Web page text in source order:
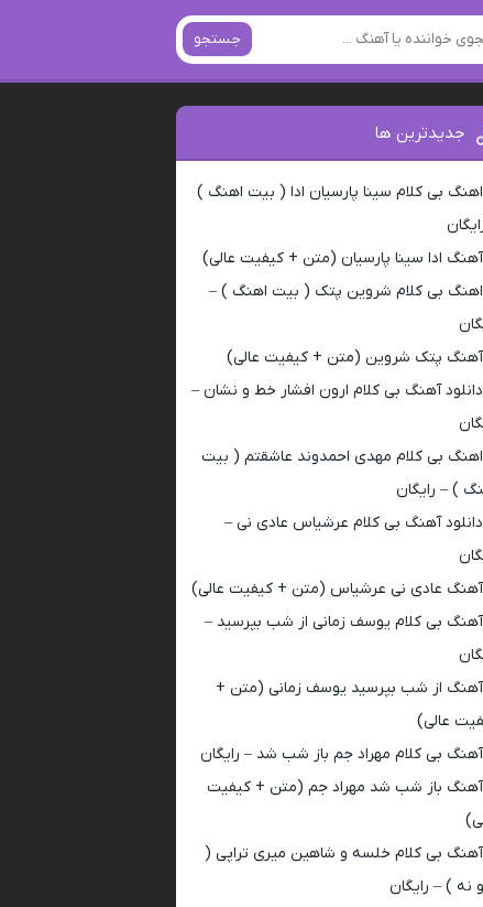
جستجو
جدیدترین ها
اهنگ بی کلام سینا پارسیان ادا ( بیت اهنگ )
آهنگ ادا سینا پارسیان (متن + کیفیت عالی)
اهنگ بی کلام شروین پتک ( بیت اهنگ ) –
آهنگ پتک شروین (متن + کیفیت عالی)
دانلود آهنگ بی کلام ارون افشار خط و نشان –
اهنگ بی کلام مهدی احمدوند عاشقتم ( بیت
) – رایگان
دانلود آهنگ بی کلام عرشیاس عادی نی –
آهنگ عادی نی عرشیاس (متن + کیفیت عالی)
آهنگ بی کلام یوسف زمانی از شب بپرسید –
آهنگ از شب بپرسید یوسف زمانی (متن +
عالی)
آهنگ بی کلام مهراد جم باز شب شد – رایگان
آهنگ باز شب شد مهراد جم (متن + کیفیت
آهنگ بی کلام خلسه و شاهین میری تراپی (
نه ) – رایگان